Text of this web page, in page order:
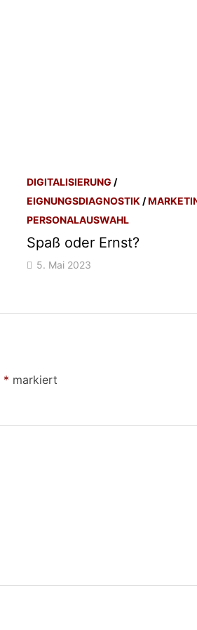
DIGITALISIERUNG /
EIGNUNGSDIAGNOSTIK /
PERSONALAUSWAHL
Spaß oder Ernst?
5. Mai 2023
* markiert